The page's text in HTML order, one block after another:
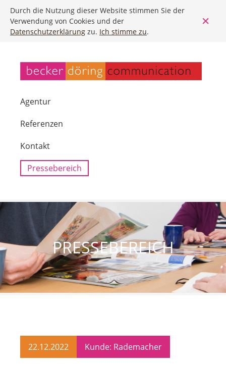
Durch die Nutzung dieser Website stimmen Sie der
Verwendung von Cookies und der
Datenschutzerklärung zu. Ich stimme zu.
Agentur
Referenzen
Kontakt
Pressebereich
PRESSEBEREICH
22.12.2022 Kunde: Rademacher